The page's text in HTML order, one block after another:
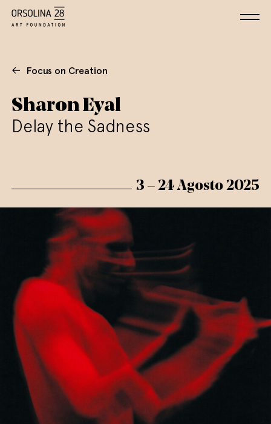
EnglishItaliano
Focus on Creation
Sharon Eyal
Delay the Sadness
3 – 24 Agosto 2025